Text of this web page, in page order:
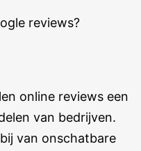
reviews?
online reviews een
van bedrijven.
van onschatbare